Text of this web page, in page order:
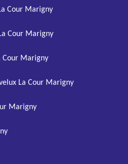
Cour Marigny
Cour Marigny
Cour Marigny
La Cour Marigny
Marigny